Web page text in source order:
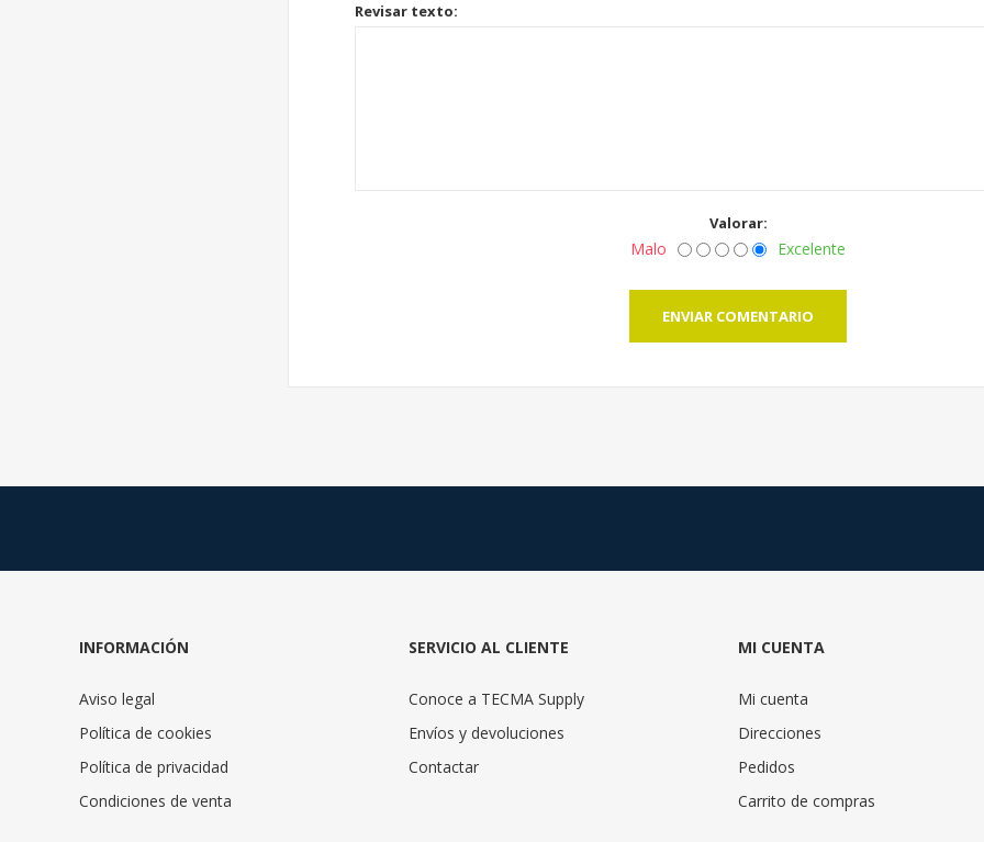
Revisar texto:
Valorar:
Malo Excelente
ENVIAR COMENTARIO
INFORMACIÓN
Aviso legal
Política de cookies
Política de privacidad
Condiciones de venta
SERVICIO AL CLIENTE
Conoce a TECMA Supply
Envíos y devoluciones
Contactar
MI CUENTA
Mi cuenta
Direcciones
Pedidos
Carrito de compras